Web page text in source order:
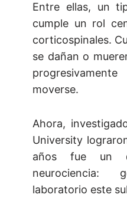
Entre ellas, un
cumple un rol
corticospinales.
se dañan o
moverse.
Ahora,
University
años fue un
laboratorio este